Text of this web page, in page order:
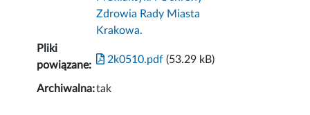
Zdrowia Rady Miasta
Krakowa.
Pliki
powiązane:
2k0510.pdf (53.29 kB)
Archiwalna:tak